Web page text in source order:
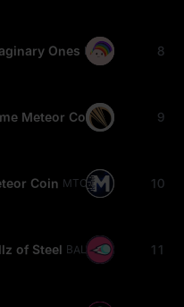
8
Ones BUBBLE
9
Meteor Coin GMTO
10
Coin MTO
11
of Steel BALLZ